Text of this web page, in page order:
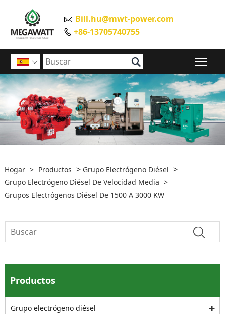
 Bill.hu@mwt-power.com
 +86-13705740755
 
Hogar > Productos > Grupo Electrógeno Diésel >
Grupo Electrógeno Diésel De Velocidad Media >
Grupos Electrógenos Diésel De 1500 A 3000 KW
Productos
Grupo electrógeno diésel